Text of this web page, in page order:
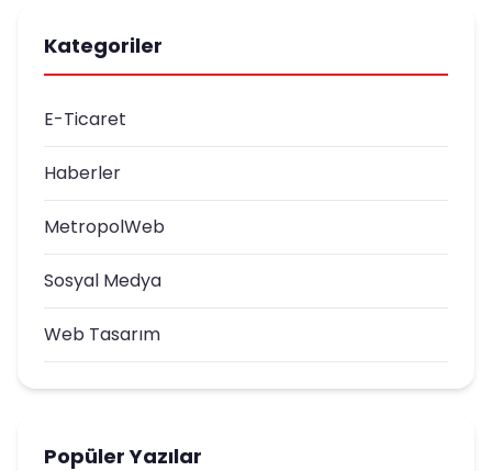
Kategoriler
E-Ticaret
Haberler
MetropolWeb
Sosyal Medya
Web Tasarım
Popüler Yazılar